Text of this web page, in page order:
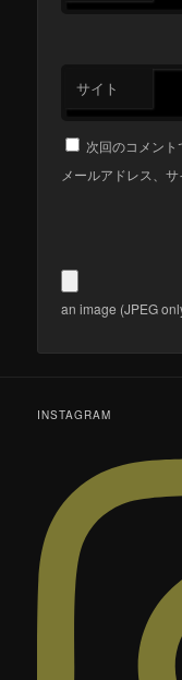
サイト
次回のコメント
メールアドレス、サ
an image (JPEG
INSTAGRAM